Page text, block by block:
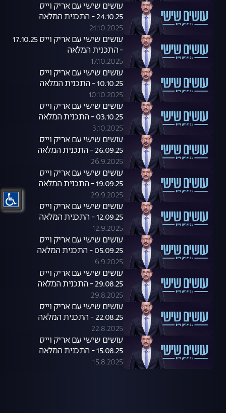
עושים שישי עם אריק וייס
24.10.25 - התכנית המלאה
24.10.2025
עושים שישי עם אריק וייס 17.10.25
- התכנית המלאה
17.10.2025
עושים שישי עם אריק וייס
10.10.25 - התכנית המלאה
10.10.2025
עושים שישי עם אריק וייס
03.10.25 - התכנית המלאה
3.10.2025
עושים שישי עם אריק וייס
26.09.25 - התכנית המלאה
26.9.2025
עושים שישי עם אריק וייס
19.09.25 - התכנית המלאה
29.9.2025
עושים שישי עם אריק וייס
12.09.25 - התכנית המלאה
12.9.2025
עושים שישי עם אריק וייס
05.09.25 - התכנית המלאה
6.9.2025
עושים שישי עם אריק וייס
29.08.25 - התכנית המלאה
29.8.2025
עושים שישי עם אריק וייס
22.08.25 - התכנית המלאה
22.8.2025
עושים שישי עם אריק וייס
15.08.25 - התכנית המלאה
15.8.2025